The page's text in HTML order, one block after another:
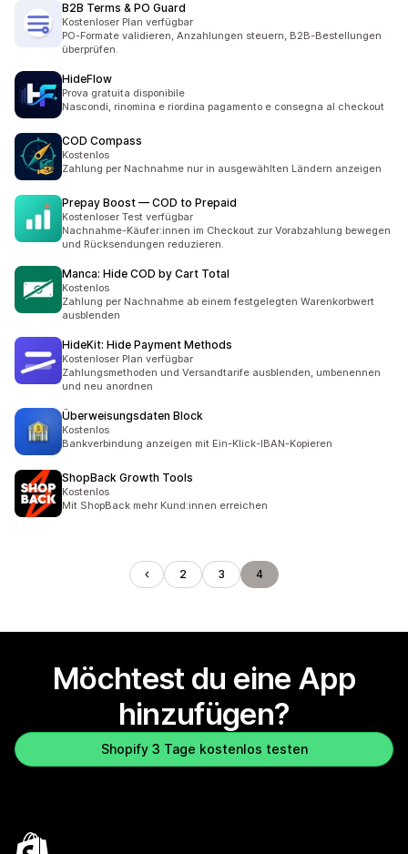
B2B Terms & PO Guard
Kostenloser Plan verfügbar
PO-Formate validieren, Anzahlungen steuern, B2B-Bestellungen
überprüfen.
HideFlow
Prova gratuita disponibile
Nascondi, rinomina e riordina pagamento e consegna al checkout
COD Compass
Kostenlos
Zahlung per Nachnahme nur in ausgewählten Ländern anzeigen
Prepay Boost — COD to Prepaid
Kostenloser Test verfügbar
Nachnahme-Käufer:innen im Checkout zur Vorabzahlung bewegen
und Rücksendungen reduzieren.
Manca: Hide COD by Cart Total
Kostenlos
Zahlung per Nachnahme ab einem festgelegten Warenkorbwert
ausblenden
HideKit: Hide Payment Methods
Kostenloser Plan verfügbar
Zahlungsmethoden und Versandtarife ausblenden, umbenennen
und neu anordnen
Überweisungsdaten Block
Kostenlos
Bankverbindung anzeigen mit Ein-Klick-IBAN-Kopieren
ShopBack Growth Tools
Kostenlos
Mit ShopBack mehr Kund:innen erreichen
2 3 4
Möchtest du eine App
hinzufügen?
Shopify 3 Tage kostenlos testen